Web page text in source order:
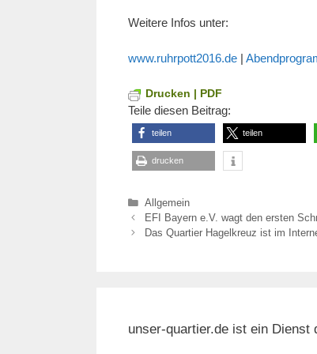
Weitere Infos unter:
www.ruhrpott2016.de |
Drucken | PDF
Teile diesen Beitrag:
teilen teilen
drucken
Kategorien
Allgemein
EFI Bayern e.V. wagt den ersten
Das Quartier Hagelkreuz ist im
unser-quartier.de ist ein Dienst